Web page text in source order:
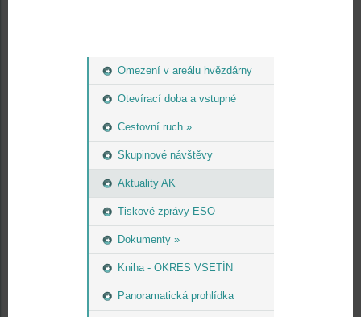
Omezení v areálu hvězdárny
Otevírací doba a vstupné
Cestovní ruch »
Skupinové návštěvy
Aktuality AK
Tiskové zprávy ESO
Dokumenty »
Kniha - OKRES VSETÍN
Panoramatická prohlídka